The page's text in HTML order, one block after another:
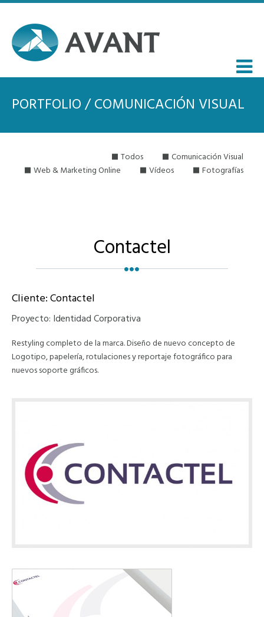
PORTFOLIO / COMUNICACIÓN VISUAL
Todos
Comunicación Visual
Web & Marketing Online
Vídeos Fotografías
Contactel
Cliente: Contactel
Proyecto: Identidad Corporativa
Restyling completo de la marca. Diseño de nuevo concepto de
Logotipo, papelería, rotulaciones y reportaje fotográfico para
nuevos soporte gráficos.